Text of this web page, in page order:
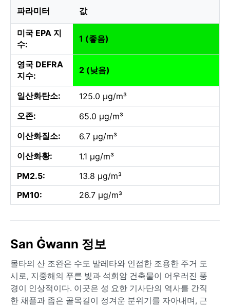
파라미터 값
미국 EPA 지
수:
1 (좋음)
영국 DEFRA
지수:
2 (낮음)
일산화탄소:
125.0 µg/m³
오존:
65.0 µg/m³
이산화질소:
6.7 µg/m³
이산화황:
1.1 µg/m³
PM2.5:
13.8 µg/m³
PM10:
26.7 µg/m³
San Ġwann 정보
몰타의 산 조완은 수도 발레타와 인접한 조용한 주거 도
시로, 지중해의 푸른 빛과 석회암 건축물이 어우러진 풍
경이 인상적이다. 이곳은 성 요한 기사단의 역사를 간직
한 채플과 좁은 골목길이 정겨운 분위기를 자아내며, 근